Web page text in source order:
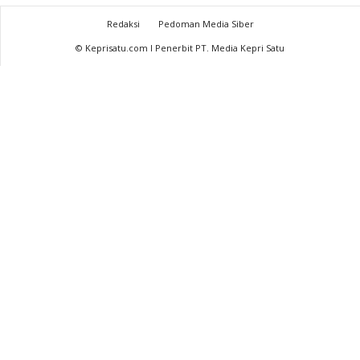
Redaksi
Pedoman Media Siber
© Keprisatu.com I Penerbit PT. Media Kepri Satu